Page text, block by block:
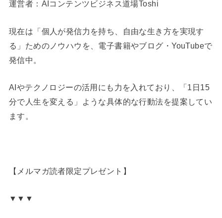
運営者：AIコンテンツビジネス道場Toshi
現在は「個人が発信力を持ち、自由な生き方を実現す
る」ためのノウハウを、電子書籍やブログ・YouTubeで
発信中。
AIやテクノロジーの活用にも力を入れており、「1日15
分で人生を変える」ような具体的な行動法を提案してい
ます。
【メルマガ読者限定プレゼント】
▼▼▼